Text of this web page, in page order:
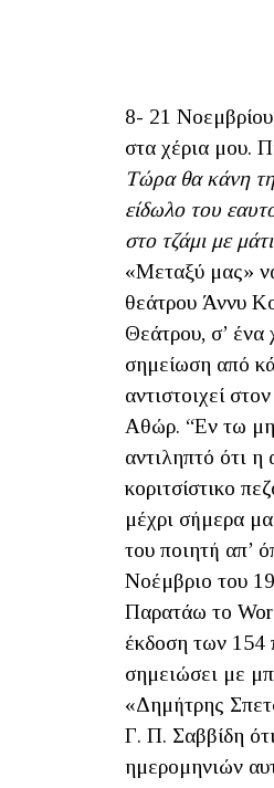
8- 21
στα χέρια μου.
Τώρα θα κάνη
είδωλο του
στο τζάμι με
«Μεταξύ μας»
θεάτρου Άννυ
Θεάτρου, σ’ ένα
σημείωση από
αντιστοιχεί
Αθώρ. “Εν τω
αντιληπτό ότι η
κοριτσίστικο
μέχρι σήμερα
του ποιητή απ’
Νοέμβριο του
Παρατάω το
έκδοση των 154
σημειώσει με
«Δημήτρης
Γ. Π. Σαββίδη
ημερομηνιών